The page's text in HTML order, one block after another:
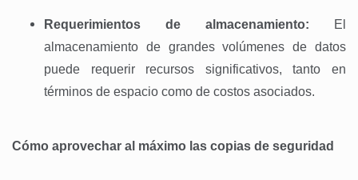
Requerimientos de almacenamiento: El
almacenamiento de grandes volúmenes de datos
puede requerir recursos significativos, tanto en
términos de espacio como de costos asociados.
Cómo aprovechar al máximo las copias de seguridad